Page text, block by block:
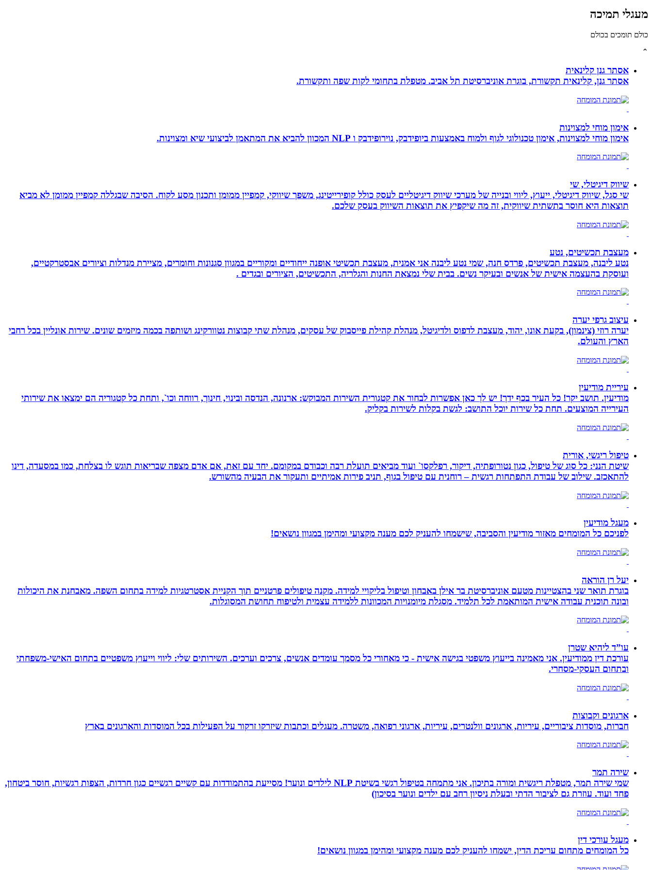
מעגלי תמיכה
כולם תומכים בכולם
⌃
אסתר גנן קלינאית
אסתר גנן, קלינאית תקשורת, בוגרת אוניברסיטת תל אביב. מטפלת בתחומי לקות שפה ותקשורת.
אימון מוחי למצוינות
אימון מוחי למצוינות, אימון טכנולוגי לגוף ולמוח באמצעות ביופידבק, נוירופידבק ו NLP המכוון להביא את המתאמן לביצועי שיא ומצוינות.
שיווק דיגיטלי, שי
שי סגל, שיווק דיגיטלי, ייעוץ, ליווי ובנייה של מערכי שיווק דיגיטליים לעסק כולל קופירייטינג, משפך שיווקי, קמפיין ממומן ותכנון מסע לקוח. הסיבה שבגללה קמפיין ממומן לא מביא
תוצאות היא חוסר בתשתית שיווקית, זה מה שיקפיץ את תוצאות השיווק בעסק שלכם.
מעצבת תכשיטים, נטע
נטע ליבנה, מעצבת תכשיטים, פרדס חנה, שמי נטע ליבנה אני אמנית, מעצבת תכשיטי אופנה ייחודיים ומקוריים במגוון סגנונות וחומרים, מציירת מנדלות וציורים אבסטרקטיים,
ועוסקת בהעצמה אישית של אנשים ובעיקר נשים. בבית שלי נמצאת החנות והגלריה, התכשיטים, הציורים ובגדים .
עיצוב גרפי יערה
יערה רוזי (צינמון), בקעת אונו, יהוד, מעצבת לדפוס ולדיגיטל, מנהלת קהילת פייסבוק של עסקים, מנהלת שתי קבוצות נטוורקינג ושותפה בכמה מיזמים שונים. שירות אונליין בכל רחבי
הארץ והעולם.
עיריית מודיעין
מודיעין. תושב יקר! כל העיר בכף ידך! יש לך כאן אפשרות לבחור את קטגורית השירות המבוקש: ארנונה, הנדסה ובינוי, חינוך, רווחה וכו`, ותחת כל קטגוריה הם ימצאו את שירותי
העירייה המוצעים. תחת כל שירות יוכל התושב: לגשת בקלות לשירות בקליק.
טיפול ריגשי, אורית
שיטת הנני: כל סוג של טיפול, כגון נטורופתיה, דיקור, רפלקסו` ועוד מביאים תועלת רבה וכבודם במקומם. יחד עם זאת, אם אדם מצפה שבריאות תוגש לו בצלחת, כמו במסעדה, דינו
להתאכזב. שילוב של עבודת התפתחות רגשית – רוחנית עם טיפול בגוף, תניב פירות אמיתיים ותעקור את הבעיה מהשורש.
מעגל מודיעין
לפניכם כל המומחים מאזור מודיעין והסביבה, שישמחו להעניק לכם מענה מקצועי ומהימן במגוון נושאים!
יעל רן הוראה
בוגרת תואר שני בהצטיינות מטעם אוניברסיטת בר אילן באבחון וטיפול בליקויי למידה. מקנה טיפולים פרטניים תוך הקניית אסטרטגיות למידה בתחום השפה. מאבחנת את היכולות
ובונה תוכנית עבודה אישית המותאמת לכל תלמיד. מסגלת מיומנויות המכוונות ללמידה עצמית ולטיפוח תחושת המסוגלות.
עו”ד ליהיא שטרן
עורכת דין ממודיעין. אני מאמינה בייעוץ משפטי בגישה אישית - כי מאחורי כל מסמך עומדים אנשים, צרכים וערכים. השירותים שלי: ליווי וייעוץ משפטיים בתחום האישי-משפחתי
ובתחום העסקי-מסחרי.
ארגונים וקבוצות
חברות, מוסדות ציבוריים, עיריות, ארגונים וולנטרים, עיריות, ארגוני רפואה, משטרה. מעגלים וכתבות שיזרקו זרקור על הפעילות בכל המוסדות והארגונים בארץ
שירה תמר
שמי שירה תמר, מטפלת ריגשית ומורה בתיכון. אני מתמחה בטיפול רגשי בשיטת NLP לילדים ונוער! מסייעת בהתמודדות עם קשיים רגשיים כגון חרדות, הצפות רגשיות, חוסר ביטחון,
פחד ועוד. עוזרת גם לציבור הדתי ובעלת ניסיון רחב עם ילדים ונוער בסיכון)
מעגל עורכי דין
כל המומחים מתחום עריכת הדין, ישמחו להעניק לכם מענה מקצועי ומהימן במגוון נושאים!